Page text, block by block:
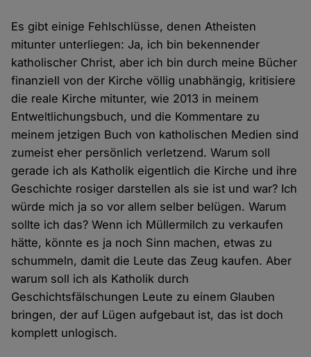
Es gibt einige Fehlschlüsse, denen Atheisten
mitunter unterliegen: Ja, ich bin bekennender
katholischer Christ, aber ich bin durch meine Bücher
finanziell von der Kirche völlig unabhängig, kritisiere
die reale Kirche mitunter, wie 2013 in meinem
Entweltlichungsbuch, und die Kommentare zu
meinem jetzigen Buch von katholischen Medien sind
zumeist eher persönlich verletzend. Warum soll
gerade ich als Katholik eigentlich die Kirche und ihre
Geschichte rosiger darstellen als sie ist und war? Ich
würde mich ja so vor allem selber belügen. Warum
sollte ich das? Wenn ich Müllermilch zu verkaufen
hätte, könnte es ja noch Sinn machen, etwas zu
schummeln, damit die Leute das Zeug kaufen. Aber
warum soll ich als Katholik durch
Geschichtsfälschungen Leute zu einem Glauben
bringen, der auf Lügen aufgebaut ist, das ist doch
komplett unlogisch.